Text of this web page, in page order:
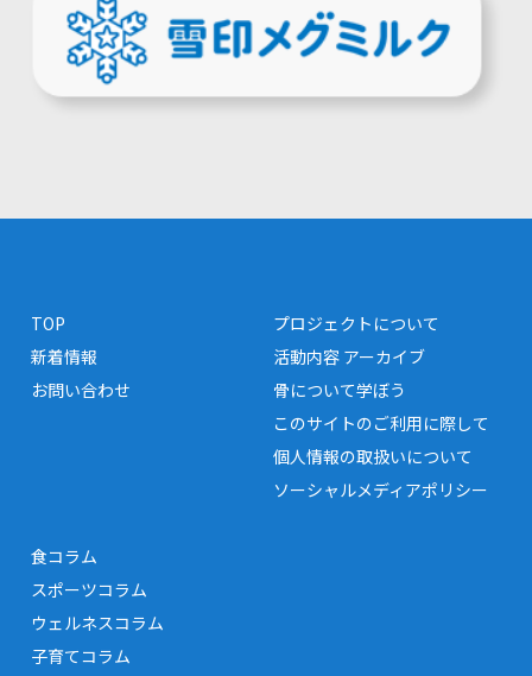
TOP
新着情報
お問い合わせ
プロジェクトについて
活動内容 アーカイブ
骨について学ぼう
このサイトのご利用に際して
個人情報の取扱いについて
ソーシャルメディアポリシー
食コラム
スポーツコラム
ウェルネスコラム
子育てコラム